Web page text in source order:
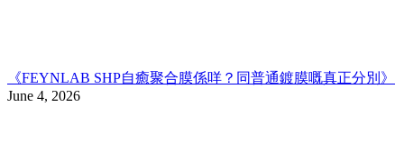
《FEYNLAB SHP⾃癒聚合膜係咩？同普通鍍膜嘅真正分別》
June 4, 2026